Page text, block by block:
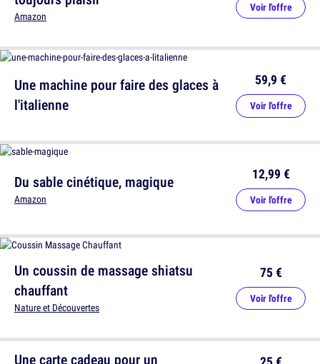
Une machine pour faire des glaces à
l'italienne
59,9 €
Voir l'offre
Un coussin de massage shiatsu
chauffant
Nature et Découvertes
75 €
Voir l'offre
Amazon
Voir l'offre
Du sable cinétique, magique
Amazon
12,99 €
Voir l'offre
Une carte cadeau pour un